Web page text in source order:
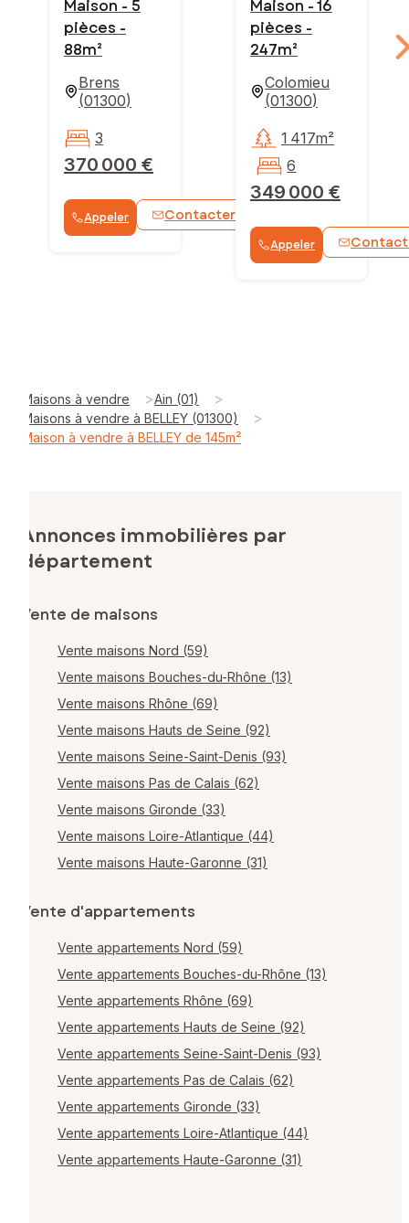
Maison - 5
pièces -
88m²
Brens
(01300)
370 000 €
3
Appeler Contacter
Maison - 16
pièces -
247m²
Colomieu
(01300)
349 000 €
1 417m²
6
Appeler
Maisons à vendre >Ain (01) >
Maisons à vendre à BELLEY (01300) >
Maison à vendre à BELLEY de 145m²
Annonces immobilières par
département
Vente de maisons
Vente maisons Nord (59)
Vente maisons Bouches-du-Rhône (13)
Vente maisons Rhône (69)
Vente maisons Hauts de Seine (92)
Vente maisons Seine-Saint-Denis (93)
Vente maisons Pas de Calais (62)
Vente maisons Gironde (33)
Vente maisons Loire-Atlantique (44)
Vente maisons Haute-Garonne (31)
Vente d'appartements
Vente appartements Nord (59)
Vente appartements Bouches-du-Rhône (13)
Vente appartements Rhône (69)
Vente appartements Hauts de Seine (92)
Vente appartements Seine-Saint-Denis (93)
Vente appartements Pas de Calais (62)
Vente appartements Gironde (33)
Vente appartements Loire-Atlantique (44)
Vente appartements Haute-Garonne (31)